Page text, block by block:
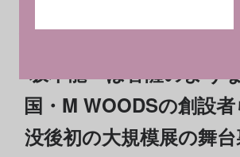
坂本龍一は菩薩のよう
国・M WOODSの創設者
没後初の大規模展の舞台